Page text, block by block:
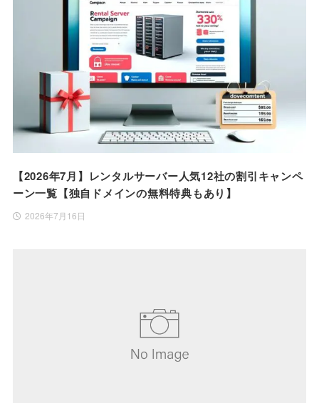
【2026年7月】レンタルサーバー人気12社の割引キャンペ
ーン一覧【独自ドメインの無料特典もあり】
2026年7月16日